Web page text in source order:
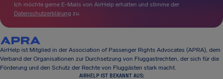
Ich möchte gerne E-Mails von AirHelp erhalten und stimme der
Datenschutzerklärung zu.
AirHelp ist Mitglied in der Association of Passenger Rights Advocates (APRA), dem
Verband der Organisationen zur Durchsetzung von Fluggastrechten, der sich für die
Förderung und den Schutz der Rechte von Fluggästen stark macht.
AIRHELP IST BEKANNT AUS: